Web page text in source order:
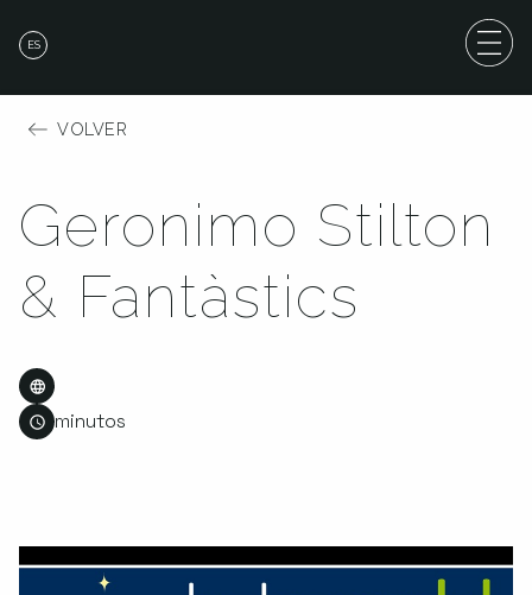
ES
VOLVER
Geronimo Stilton
& Fantàstics
minutos